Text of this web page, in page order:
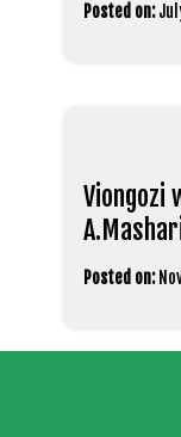
Posted on:
Viongozi
Posted on: